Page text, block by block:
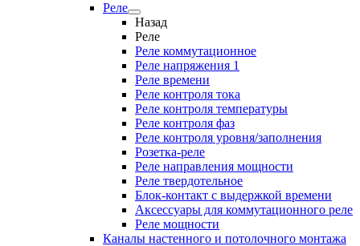
Реле
Назад
Реле
Реле коммутационное
Реле напряжения 1
Реле времени
Реле контроля тока
Реле контроля температуры
Реле контроля фаз
Реле контроля уровня/заполнения
Розетка-реле
Реле направления мощности
Реле твердотельное
Блок-контакт с выдержкой времени
Аксессуары для коммутационного реле
Реле мощности
Каналы настенного и потолочного монтажа